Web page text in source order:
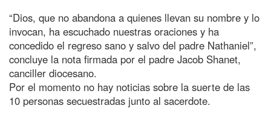
“Dios, que no abandona a quienes llevan su nombre y lo
invocan, ha escuchado nuestras oraciones y ha
concedido el regreso sano y salvo del padre Nathaniel”,
concluye la nota firmada por el padre Jacob Shanet,
canciller diocesano.
Por el momento no hay noticias sobre la suerte de las
10 personas secuestradas junto al sacerdote.